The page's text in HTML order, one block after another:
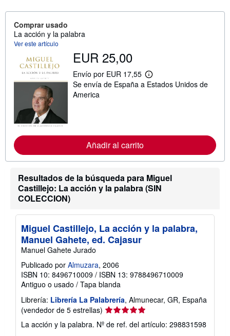
Comprar usado
La acción y la palabra
Ver este artículo
EUR 25,00
Envío por EUR 17,55
M
á
c
i
n
s
o
e
a
f
d
n
Se envía de España a Estados Unidos de
America
Añadir al carrito
Resultados de la búsqueda para Miguel
Castillejo: La acción y la palabra (SIN
COLECCION)
Miguel Castillejo, La acción y la palabra,
Manuel Gahete, ed. Cajasur
Manuel Gahete Jurado
Publicado por Almuzara, 2006
ISBN 10: 8496710009 / ISBN 13: 9788496710009
Antiguo o usado / Tapa blanda
Librería: Librería La Palabrería, Almunecar, GR, España
(vendedor de 5 estrellas) Calificación
del
vendedor:
La acción y la palabra. Nº de ref. del artículo: 298831598